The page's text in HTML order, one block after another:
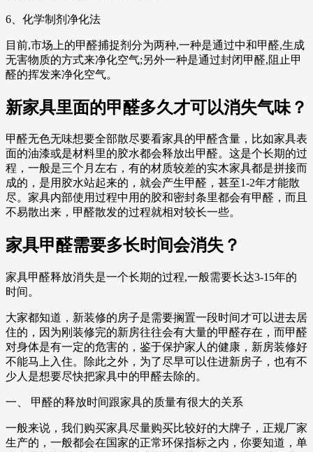
6、化学制剂净化法
目前,市场上的甲醛捕捉剂分为两种,一种是通过中和甲醛,生成
无害物质的方式来净化空气;另外一种是通过封闭甲醛,阻止甲
醛的挥发来净化空气。
新家具里面的甲醛多久才可以消失气味？
甲醛无色无味想要全部散尽要看家具的甲醛含量，比如家具表
面的油漆或是材料里的胶水都会释放出甲醛。这是个长期的过
程，一般是三个月左右，有的材质较差的实木家具都是拼接而
成的，是用胶水站起来的，就会产生甲醛，甚至1-2年才能散
尽。家具内部使用过程中用的胶和密封条里都会有甲醛，而且
不易散出来，甲醛散发的过程就相对较长一些。
家具甲醛需要多长时间会消失？
家具甲醛释放消失是一个长期的过程,一般需要长达3-15年的
时间。
大家都知道，新装修的房子是需要搁置一段时间才可以进去居
住的，因为刚装修完的新房往往会有大量的甲醛存在，而甲醛
对身体是有一定的危害的，鉴于保护家人的健康，新房装修好
不能马上入住。除此之外，为了尽早可以住进新房子，也有不
少人是想要尽快把家具中的甲醛去除的。
一、 甲醛的释放时间跟家具的质量有很大的关系
一般来说，我们购买家具尽量购买比较好的大牌子，正规厂家
生产的，一般都会在国家的正常环保指标之内，你要知道，单